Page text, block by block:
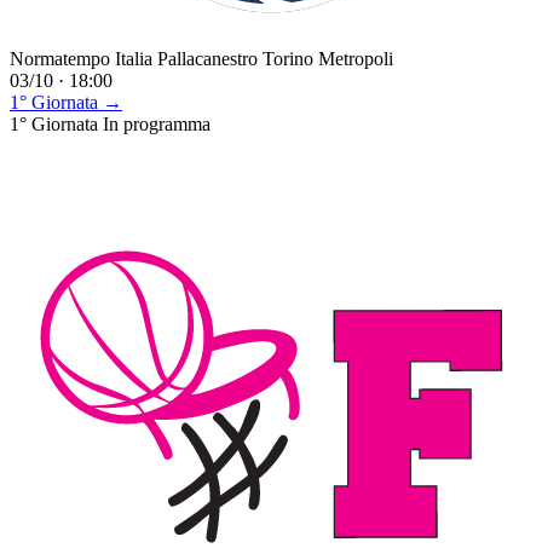
Normatempo Italia Pallacanestro Torino Metropoli
03/10 · 18:00
1° Giornata →
1° Giornata In programma